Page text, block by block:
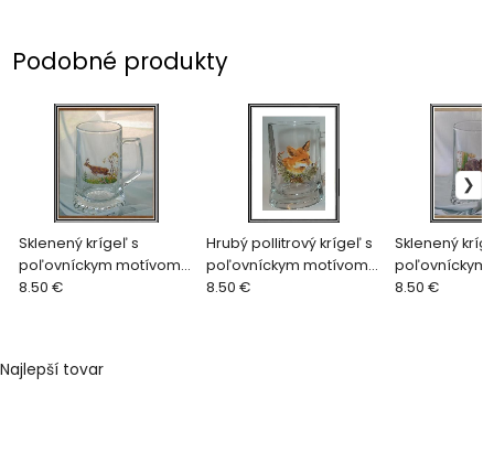
Podobné produkty
Sklenený krígeľ s
poľovníckym motívom,
hrubý 0,5 l - srnec
8.50 €
Hrubý pollitrový krígeľ s
poľovníckym motívom
líška
8.50 €
Sklenený
poľovníckym
hrubý 0,5 l -
8.50 €
Najlepší tovar